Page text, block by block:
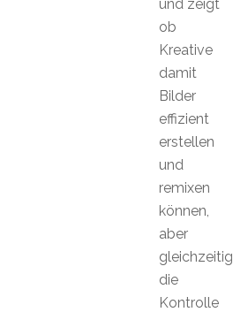
und zeigt
ob
Kreative
damit
Bilder
effizient
erstellen
und
remixen
können,
aber
gleichzeitig
die
Kontrolle